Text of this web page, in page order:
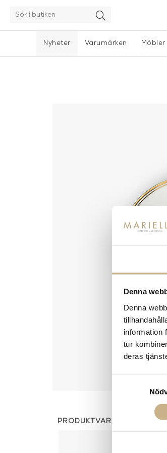
Denna
Denna
information
tur
deras
Nyheter Varumärken Möbler
PRODUKTVARIANTER